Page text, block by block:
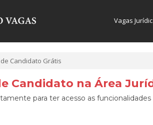
Vagas
Candidato Grátis
Candidato na Área
para ter acesso as